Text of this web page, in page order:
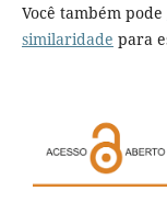
Você também pode
similaridade para